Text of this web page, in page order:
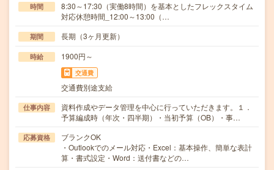
時間
8:30～17:30（実働8時間）を基本としたフレックスタイム
対応休憩時間_12:00～13:00（…
期間 長期（3ヶ月更新）
時給 1900円～
交通費
交通費別途支給
仕事内容
資料作成やデータ管理を中心に行っていただきます。１．
予算編成時（年次・四半期）・当初予算（OB）・事…
応募資格
ブランクOK
・Outlookでのメール対応・Excel：基本操作、簡単な表計
算・書式設定・Word：送付書などの…